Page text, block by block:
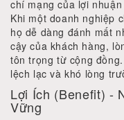
chí mạng của lợi
Khi một doanh nghiệp
họ dễ dàng đánh mất
cậy của khách hàng,
tôn trọng từ cộng
lệch lạc và khó lòng
Lợi Ích (Benefit) -
Vững